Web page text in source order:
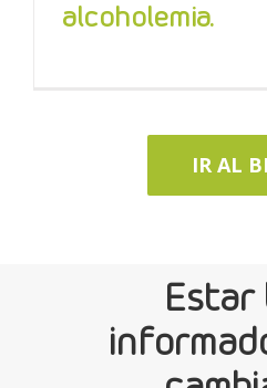
alcoholemia.
IR AL
Estar